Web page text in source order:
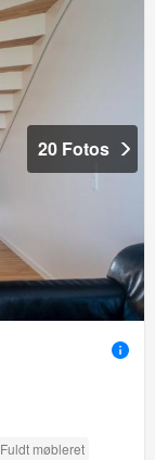
20 Fotos
Fuldt møbleret